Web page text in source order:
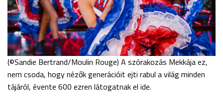
(©Sandie Bertrand/Moulin Rouge) A szórakozás Mekkája ez,
nem csoda, hogy nézők generációit ejti rabul a világ minden
tájáról, évente 600 ezren látogatnak el ide.